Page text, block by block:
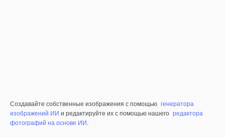
Создавайте собственные изображения с помощью генератора
изображений ИИ и редактируйте их с помощью нашего редактора
фотографий на основе ИИ.